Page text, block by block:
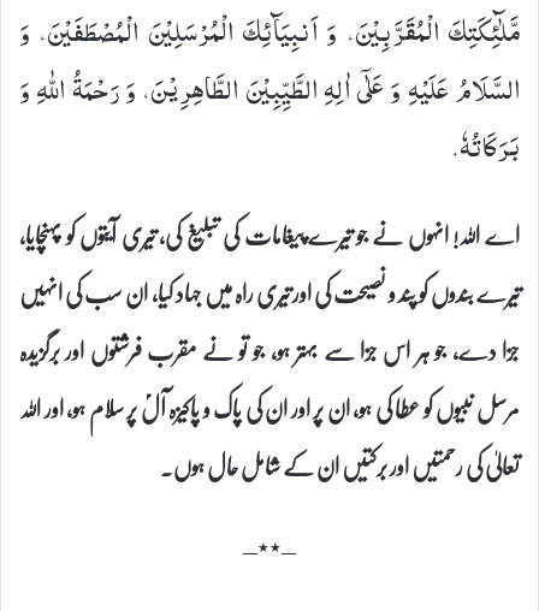
مَّلٰٓئِكَتِكَ الْمُقَرَّبِیْنَ، وَ اَنبِیَآئِكَ الْمُرْسَلِیْنَ الْمُصْطَفَیْنَ، وَ
السَّلَامُ عَلَیْهِ وَ عَلٰۤى اٰلِهِ الطَّیِّبِیْنَ الطَّاهِرِیْنَ، وَ رَحْمَةُ اللّٰهِ وَ
بَرَكَاتُهٗ.
اے اللہ! انہوں نے جو تیرے پیغامات کی تبلیغ کی، تیری آیتوں کو پہنچایا،
تیرے بندوں کو پند و نصیحت کی اور تیری راہ میں جہاد کیا، ان سب کی انہیں
جزا دے، جو ہر اس جزا سے بہتر ہو، جو تو نے مقرب فرشتوں اور برگزیدہ
مرسل نبیوں کو عطا کی ہو، ان پر اور ان کی پاک و پاکیزہ آلؑ پر سلام ہو، اور اللہ
تعالیٰ کی رحمتیں اور برکتیں ان کے شامل حال ہوں۔
–٭٭–